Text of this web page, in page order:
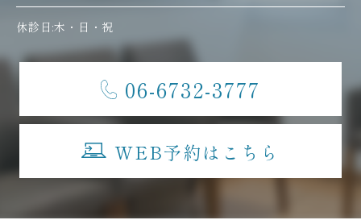
休診日:木・日・祝
06-6732-3777
WEB予約はこちら